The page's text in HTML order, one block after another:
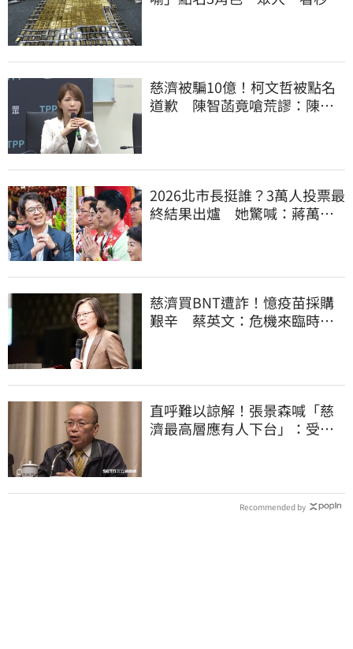
慈濟被騙10億！柯文哲被點名
道歉 陳智菡竟嗆荒謬：陳時
2026北市長挺誰？3萬人投票最
終結果出爐 她驚喊：蔣萬安
慈濟買BNT遭詐！憶疫苗採購
艱辛 蔡英文：危機來臨時務
直呼難以諒解！張景森喊「慈
濟最高層應有人下台」：受害
Recommended by